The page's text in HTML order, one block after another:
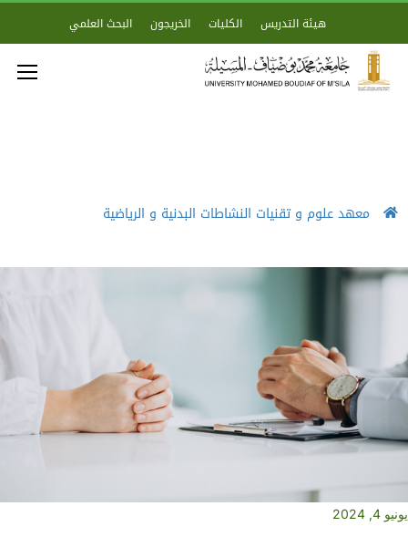
هيئة التدريس الكليات الخريجون البحث العلمي
معهد علوم و تقنيات النشاطات البدنية و الرياضية
يونيو 4, 2024